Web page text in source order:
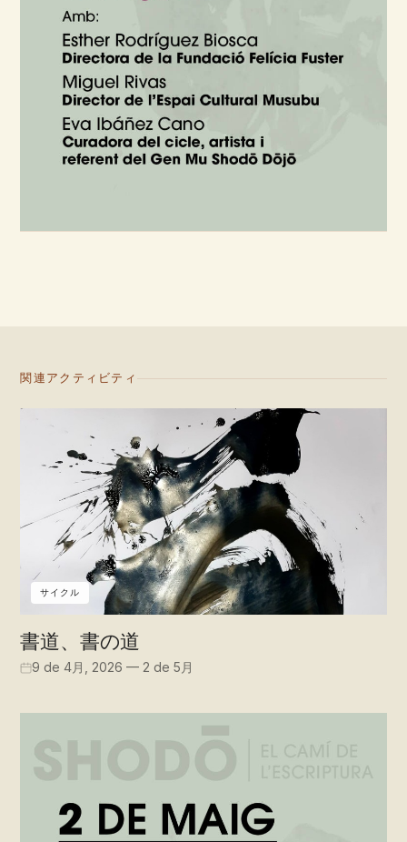
関連アクティビティ
サイクル
書道、書の道
9 de 4月, 2026 — 2 de 5月